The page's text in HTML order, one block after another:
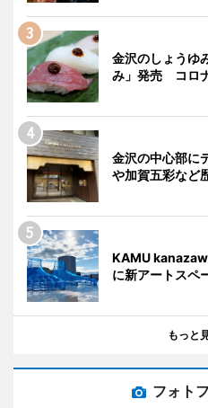
金沢のしょうゆ
み」発売 コロ
金沢の中心部に
や加賀五彩など
KAMU
に新アートスペ
もっと
フォト